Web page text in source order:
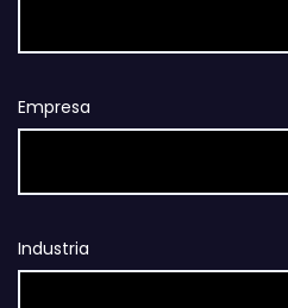
Empresa
Industria